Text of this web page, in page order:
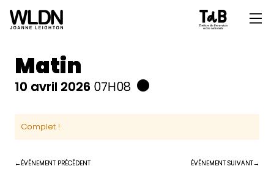
Matin
10 avril 2026 07H08
Complet !
ÉVÉNEMENT PRÉCÉDENT ÉVÉNEMENT SUIVANT